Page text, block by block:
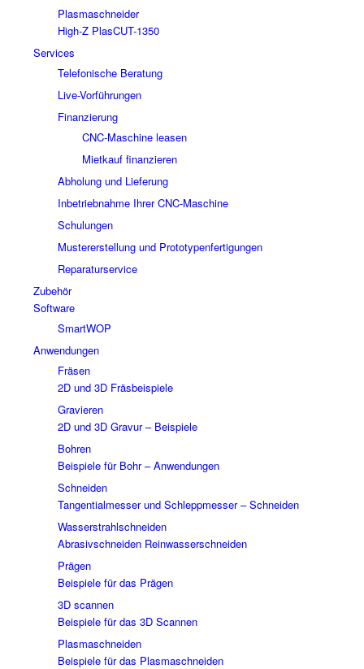
Plasmaschneider
High-Z PlasCUT-1350
Services
Telefonische Beratung
Live-Vorführungen
Finanzierung
CNC-Maschine leasen
Mietkauf finanzieren
Abholung und Lieferung
Inbetriebnahme Ihrer CNC-Maschine
Schulungen
Mustererstellung und Prototypenfertigungen
Reparaturservice
Zubehör
Software
SmartWOP
Anwendungen
Fräsen
2D und 3D Fräsbeispiele
Gravieren
2D und 3D Gravur – Beispiele
Bohren
Beispiele für Bohr – Anwendungen
Schneiden
Tangentialmesser und Schleppmesser – Schneiden
Wasserstrahlschneiden
Abrasivschneiden Reinwasserschneiden
Prägen
Beispiele für das Prägen
3D scannen
Beispiele für das 3D Scannen
Plasmaschneiden
Beispiele für das Plasmaschneiden